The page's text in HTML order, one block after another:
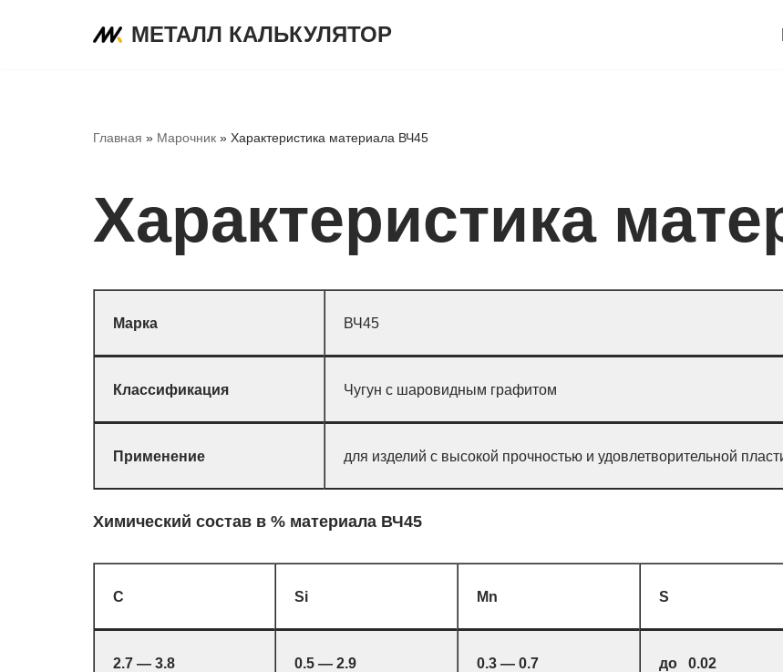
МЕТАЛЛ КАЛЬКУЛЯТОР
Главная » Марочник » Характеристика материала ВЧ45
Характеристика
Марка ВЧ45
Классификация Чугун с шаровидным графитом
Применение для изделий с высокой прочностью и удовлетворительной
Химический состав в % материала ВЧ45
C Si Mn S
2.7 — 3.8 0.5 — 2.9 0.3 — 0.7 до 0.02